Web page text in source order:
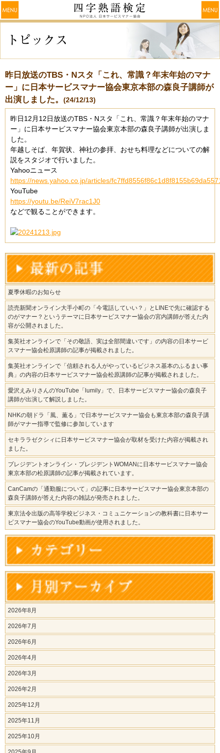
昨日放送のTBS・Nスタ「これ、常識？年末年始のマナ
ー」に日本サービスマナー協会東京本部の森良子講師が
出演しました。 (24/12/13)
昨日12月12日放送のTBS・Nスタ「これ、常識？年末年始のマナ
ー」に日本サービスマナー協会東京本部の森良子講師が出演しま
した。
年越しそば、年賀状、神社の参拝、おせち料理などについての解
説をスタジオで行いました。
Yahooニュース
https://news.yahoo.co.jp/articles/
YouTube
https://youtu.be/ReiV7rac1J0
などで観ることができます。
夏季休暇のお知らせ
読売新聞オンライン大手小町の「今電話していい？」とLINEで先に確認する
のがマナー？というテーマに日本サービスマナー協会の宮内講師が答えた内
容が公開されました。
集英社オンラインで「その敬語、実は全部間違いです」の内容の日本サービ
スマナー協会松原講師の記事が掲載されました。
集英社オンラインで「信頼される人がやっているビジネス基本のふるまい事
典」の内容の日本サービスマナー協会松原講師の記事が掲載されました。
愛沢えみりさんのYouTube「lumily」で、日本サービスマナー協会の森良子
講師が出演して解説しました。
NHKの朝ドラ「風、薫る」で日本サービスマナー協会も東京本部の森良子講
師がマナー指導で監修に参加しています
セキララゼクシィに日本サービスマナー協会が取材を受けた内容が掲載され
ました。
プレジデントオンライン・プレジデントWOMANに日本サービスマナー協会
東京本部の松原講師の記事が掲載されています。
CanCamの「通勤服について」の記事に日本サービスマナー協会東京本部の
森良子講師が答えた内容の雑誌が発売されました。
東京法令出版の高等学校ビジネス・コミュニケーションの教科書に日本サー
ビスマナー協会のYouTube動画が使用されました。
2026年8月
2026年7月
2026年6月
2026年4月
2026年3月
2026年2月
2025年12月
2025年11月
2025年10月